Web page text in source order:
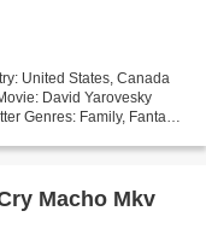
United States, Canada
David Yarovesky
Genres: Family, Fantasy,
Macho Mkv